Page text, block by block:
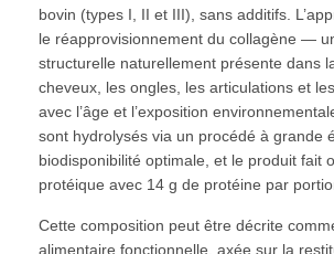
bovin (types I, II et III), sans additifs.
le réapprovisionnement du collagène —
structurelle naturellement présente dans
cheveux, les ongles, les articulations et
avec l’âge et l’exposition
sont hydrolysés via un procédé à grande
biodisponibilité optimale, et le produit fait
protéique avec 14 g de protéine par
Cette composition peut être décrite
alimentaire fonctionnelle, axée sur la